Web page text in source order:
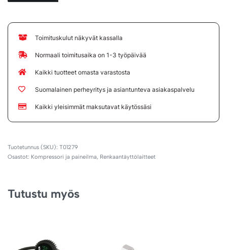
Toimituskulut näkyvät kassalla
Normaali toimitusaika on 1-3 työpäivää
Kaikki tuotteet omasta varastosta
Suomalainen perheyritys ja asiantunteva asiakaspalvelu
Kaikki yleisimmät maksutavat käytössäsi
T01279
Osastot: Kompressori ja paineilma, Renkaantäyttölaitteet
Tutustu myös